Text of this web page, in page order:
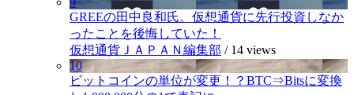
GREEの田中良和氏。仮想通貨に先行投資しなか
ったことを後悔していた！
仮想通貨ＪＡＰＡＮ編集部 / 14 views
10
ビットコインの単位が変更！？BTC⇒Bitsに変換